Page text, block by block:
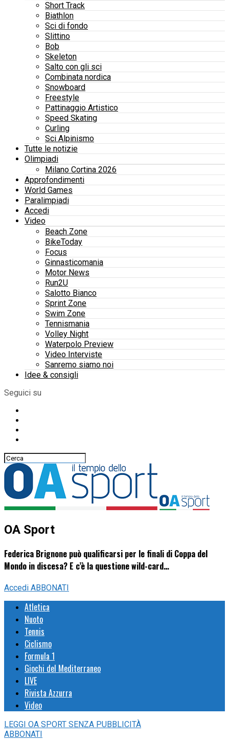
Short Track
Biathlon
Sci di fondo
Slittino
Bob
Skeleton
Salto con gli sci
Combinata nordica
Snowboard
Freestyle
Pattinaggio Artistico
Speed Skating
Curling
Sci Alpinismo
Tutte le notizie
Olimpiadi
Milano Cortina 2026
Approfondimenti
World Games
Paralimpiadi
Accedi
Video
Beach Zone
BikeToday
Focus
Ginnasticomania
Motor News
Run2U
Salotto Bianco
Sprint Zone
Swim Zone
Tennismania
Volley Night
Waterpolo Preview
Video Interviste
Sanremo siamo noi
Idee & consigli
Seguici su
OA Sport
Federica Brignone può qualificarsi per le finali di Coppa del
Mondo in discesa? E c’è la questione wild-card…
Accedi ABBONATI
Atletica
Nuoto
Tennis
Ciclismo
Formula 1
Giochi del Mediterraneo
LIVE
Rivista Azzurra
Video
LEGGI OA SPORT SENZA PUBBLICITÀ
ABBONATI